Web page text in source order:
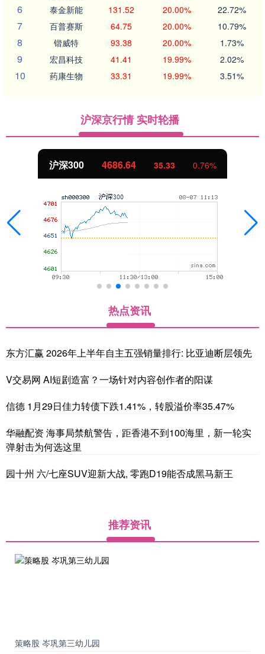
6 泰金新能 131.52 20.00% 22.72%
7 百普赛斯 64.75 20.00% 10.79%
8 锴威特 93.38 20.00% 1.73%
9 宏昌科技 41.41 19.99% 2.02%
10 药康生物 33.31 19.99% 3.51%
沪深京行情 实时轮播
北证50 1122.66 -0.21
热点资讯
东方汇赢 2026年上半年自主五强销量排行: 比亚迪断层领先
V交易网 AI短剧造富？一场针对内容创作者的阳谋
信德 1月29日佳力转债下跌1.41%，转股溢价率35.47%
华融配资 海事局禁航警告，距香港不到100海里，新一轮实
弹射击为何选这里
园十州 六/七座SUV迎新大战, 零跑D19能否成黑马新王
推荐资讯
策略股 岑巩第三幼儿园